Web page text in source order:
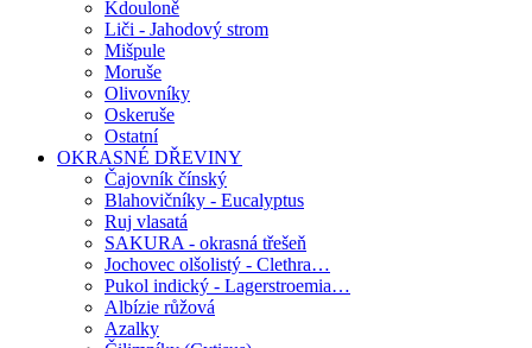
Kdouloně
Liči - Jahodový strom
Mišpule
Moruše
Olivovníky
Oskeruše
Ostatní
OKRASNÉ DŘEVINY
Čajovník čínský
Blahovičníky - Eucalyptus
Ruj vlasatá
SAKURA - okrasná třešeň
Jochovec olšolistý - Clethra…
Pukol indický - Lagerstroemia…
Albízie růžová
Azalky